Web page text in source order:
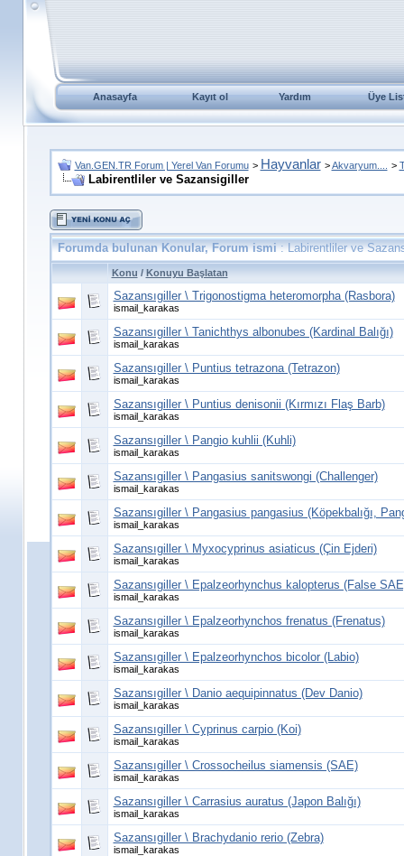
Anasayfa Kayıt ol Yardım Üye
Van.GEN.TR Forum | Yerel Van Forumu > Hayvanlar >Akvaryum.... >
Labirentliler ve Sazansigiller
Forumda bulunan Konular, Forum ismi: Labirentliler ve
Konu / Konuyu Başlatan
Sazansıgiller \ Trigonostigma heteromorpha (Rasbora)
ismail_karakas
Sazansıgiller \ Tanichthys albonubes (Kardinal Balığı)
ismail_karakas
Sazansıgiller \ Puntius tetrazona (Tetrazon)
ismail_karakas
Sazansıgiller \ Puntius denisonii (Kırmızı Flaş Barb)
ismail_karakas
Sazansıgiller \ Pangio kuhlii (Kuhli)
ismail_karakas
Sazansıgiller \ Pangasius sanitswongi (Challenger)
ismail_karakas
Sazansıgiller \ Pangasius pangasius (Köpekbalığı,
ismail_karakas
Sazansıgiller \ Myxocyprinus asiaticus (Çin Ejderi)
ismail_karakas
Sazansıgiller \ Epalzeorhynchus kalopterus (False
ismail_karakas
Sazansıgiller \ Epalzeorhynchos frenatus (Frenatus)
ismail_karakas
Sazansıgiller \ Epalzeorhynchos bicolor (Labio)
ismail_karakas
Sazansıgiller \ Danio aequipinnatus (Dev Danio)
ismail_karakas
Sazansıgiller \ Cyprinus carpio (Koi)
ismail_karakas
Sazansıgiller \ Crossocheilus siamensis (SAE)
ismail_karakas
Sazansıgiller \ Carrasius auratus (Japon Balığı)
ismail_karakas
Sazansıgiller \ Brachydanio rerio (Zebra)
ismail_karakas